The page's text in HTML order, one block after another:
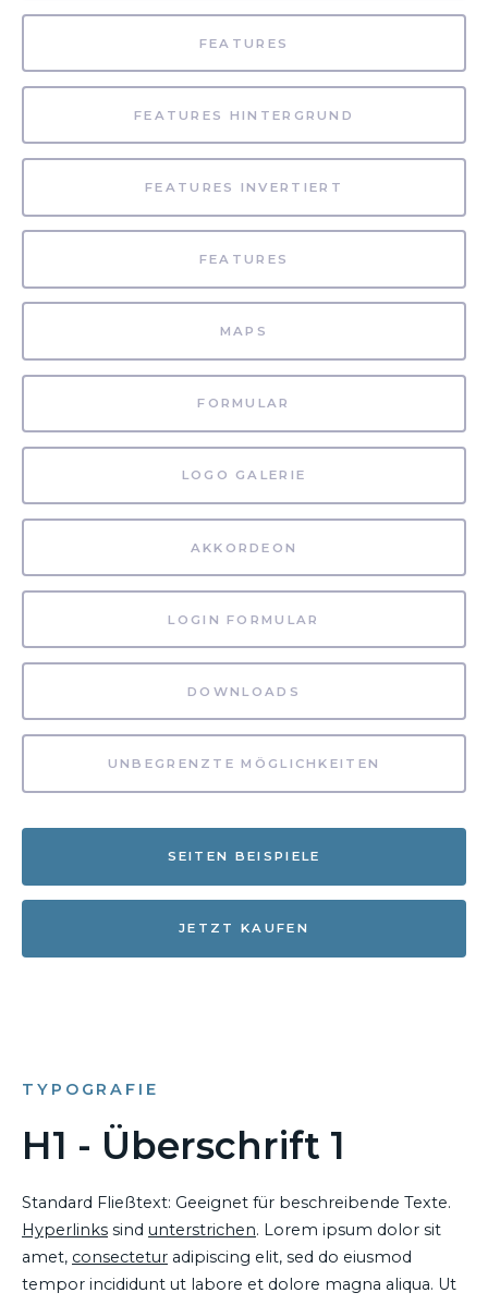
FEATURES
FEATURES HINTERGRUND
FEATURES INVERTIERT
FEATURES
MAPS
FORMULAR
LOGO GALERIE
AKKORDEON
LOGIN FORMULAR
DOWNLOADS
UNBEGRENZTE MÖGLICHKEITEN
SEITEN BEISPIELE
JETZT KAUFEN
TYPOGRAFIE
H1 - Überschrift 1
Standard Fließtext: Geeignet für beschreibende Texte.
Hyperlinks sind unterstrichen. Lorem ipsum dolor sit
amet, consectetur adipiscing elit, sed do eiusmod
tempor incididunt ut labore et dolore magna aliqua. Ut